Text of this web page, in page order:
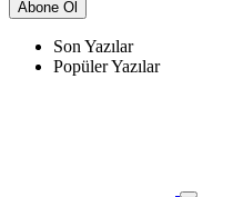
Son Yazılar
Popüler Yazılar